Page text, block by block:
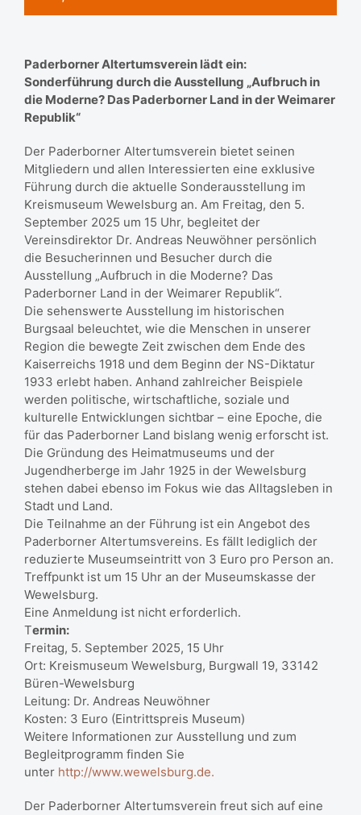
Paderborner Altertumsverein lädt ein:
Sonderführung durch die Ausstellung „Aufbruch in
die Moderne? Das Paderborner Land in der Weimarer
Republik“
Der Paderborner Altertumsverein bietet seinen
Mitgliedern und allen Interessierten eine exklusive
Führung durch die aktuelle Sonderausstellung im
Kreismuseum Wewelsburg an. Am Freitag, den 5.
September 2025 um 15 Uhr, begleitet der
Vereinsdirektor Dr. Andreas Neuwöhner persönlich
die Besucherinnen und Besucher durch die
Ausstellung „Aufbruch in die Moderne? Das
Paderborner Land in der Weimarer Republik“.
Die sehenswerte Ausstellung im historischen
Burgsaal beleuchtet, wie die Menschen in unserer
Region die bewegte Zeit zwischen dem Ende des
Kaiserreichs 1918 und dem Beginn der NS-Diktatur
1933 erlebt haben. Anhand zahlreicher Beispiele
werden politische, wirtschaftliche, soziale und
kulturelle Entwicklungen sichtbar – eine Epoche, die
für das Paderborner Land bislang wenig erforscht ist.
Die Gründung des Heimatmuseums und der
Jugendherberge im Jahr 1925 in der Wewelsburg
stehen dabei ebenso im Fokus wie das Alltagsleben in
Stadt und Land.
Die Teilnahme an der Führung ist ein Angebot des
Paderborner Altertumsvereins. Es fällt lediglich der
reduzierte Museumseintritt von 3 Euro pro Person an.
Treffpunkt ist um 15 Uhr an der Museumskasse der
Wewelsburg.
Eine Anmeldung ist nicht erforderlich.
Termin:
Freitag, 5. September 2025, 15 Uhr
Ort: Kreismuseum Wewelsburg, Burgwall 19, 33142
Büren-Wewelsburg
Leitung: Dr. Andreas Neuwöhner
Kosten: 3 Euro (Eintrittspreis Museum)
Weitere Informationen zur Ausstellung und zum
Begleitprogramm finden Sie
unter http://www.wewelsburg.de.
Der Paderborner Altertumsverein freut sich auf eine